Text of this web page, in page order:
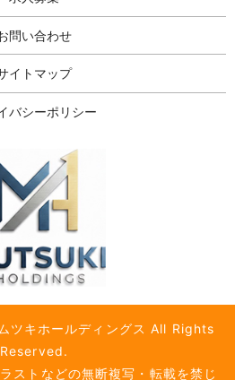
問い合わせ
イトマップ
バシーポリシー
キホールディングス All Rights
Reserved.
ストなどの無断複写・転載を禁じ